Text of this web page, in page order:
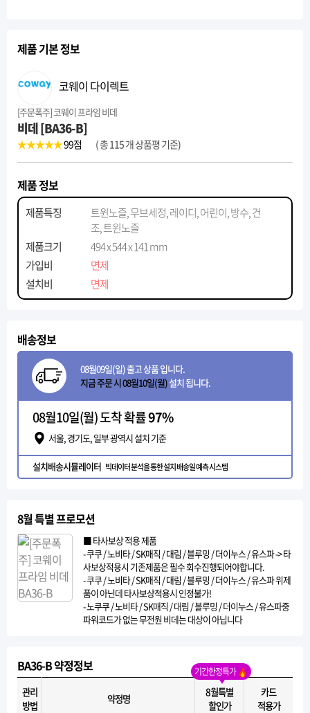
제품 기본 정보
코웨이 다이렉트
[주문폭주] 코웨이 프라임 비데
비데 [BA36-B]
★★★★★99점 ( 총 115 개 상품평 기준)
제품 정보
제품특징
트윈노즐, 무브세정, 레이디, 어린이, 방수, 건
조, 트윈노즐
제품크기
494 x 544 x 141 mm
가입비
면제
설치비
면제
배송정보
08월09일(일) 출고 상품 입니다.
지금 주문 시 08월10일(월)설치 됩니다.
08월10일(월) 도착 확률97%
서울, 경기도, 일부 광역시 설치 기준
설치배송시뮬레이터 빅데이터 분석을 통한 설치 배송일 예측 시스템
8월 특별 프로모션
■ 타사보상 적용 제품
- 쿠쿠 / 노비타 / SK매직 / 대림 / 블루밍 / 더이누스 / 유스파 -> 타
사보상적용시 기존제품은 필수 회수진행되어야합니다.
- 쿠쿠 / 노비타 / SK매직 / 대림 / 블루밍 / 더이누스 / 유스파 위제
품이 아닌데 타사보상적용시 인정불가!
- 노쿠쿠 / 노비타 / SK매직 / 대림 / 블루밍 / 더이누스 / 유스파중
파워코드가 없는 무전원 비데는 대상이 아닙니다
BA36-B 약정정보 기간한정특가
관리
방법
약정명
8월특별
할인가
카드
적용가